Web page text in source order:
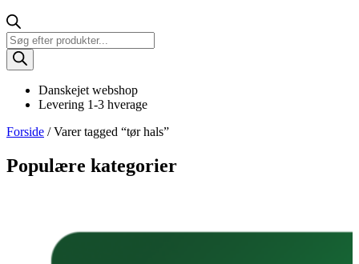
Products
search
Danskejet webshop
Levering 1-3 hverage
Forside / Varer tagged “tør hals”
Populære kategorier